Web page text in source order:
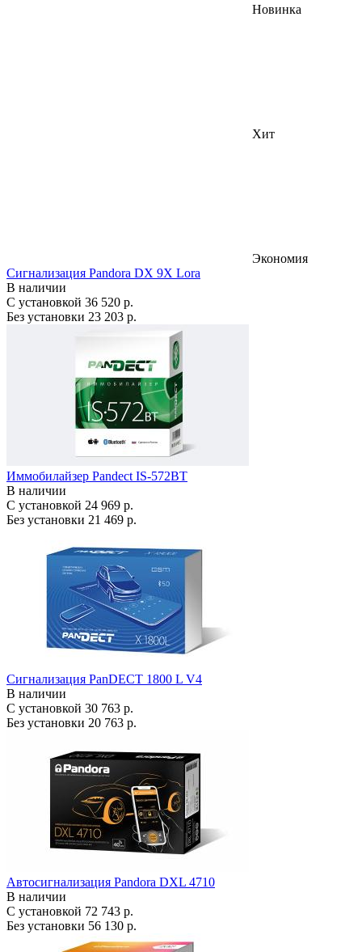
Новинка
Хит
Экономия
Сигнализация Pandora DX 9X Lora
В наличии
С установкой 36 520 р.
Без установки 23 203 р.
Иммобилайзер Pandect IS-572BT
В наличии
С установкой 24 969 р.
Без установки 21 469 р.
Сигнализация PanDECT 1800 L V4
В наличии
С установкой 30 763 р.
Без установки 20 763 р.
Автосигнализация Pandora DXL 4710
В наличии
С установкой 72 743 р.
Без установки 56 130 р.